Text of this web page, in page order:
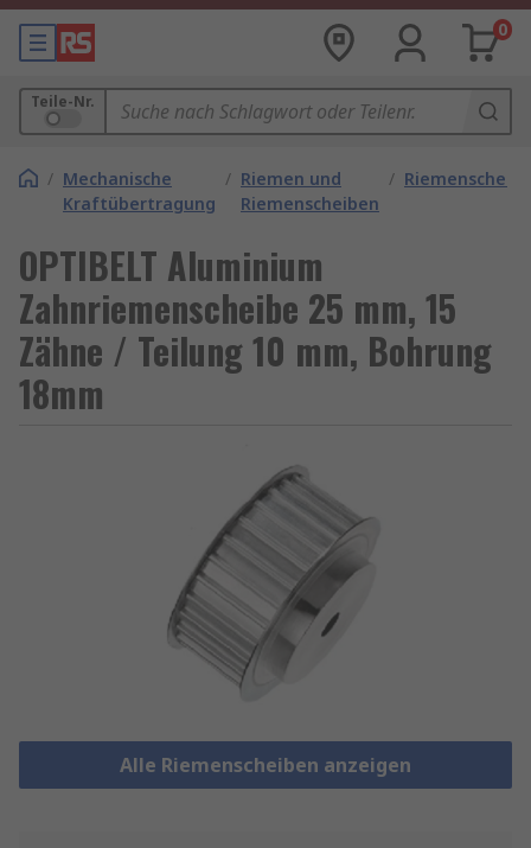
0
Teile-Nr.
/ Mechanische
Kraftübertragung
/ Riemen und
Riemenscheiben
/
OPTIBELT Aluminium
Zahnriemenscheibe 25 mm, 15
Zähne / Teilung 10 mm, Bohrung
18mm
Alle Riemenscheiben anzeigen